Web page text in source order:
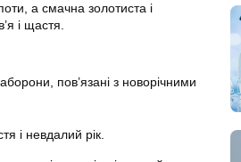
а смачна золотиста і
і щастя.
пов’язані з новорічними
і невдалий рік.